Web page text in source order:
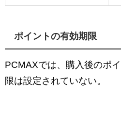
ポイントの有効期限
PCMAXでは、購入後のポ
限は設定されていない。